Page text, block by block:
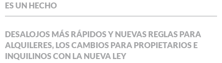
ES UN HECHO
DESALOJOS MÁS RÁPIDOS Y NUEVAS REGLAS PARA
ALQUILERES, LOS CAMBIOS PARA PROPIETARIOS E
INQUILINOS CON LA NUEVA LEY